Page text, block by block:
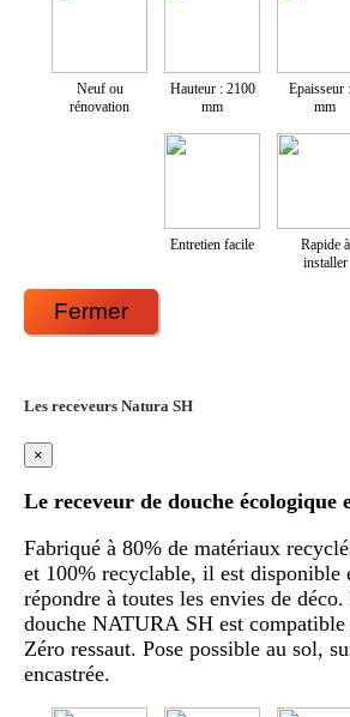
Neuf ou
rénovation
Hauteur : 2100
mm
Epaisseur
mm
Entretien facile
Rapide à
installer
Fermer
Les receveurs Natura SH
×
Le receveur de douche écologique
Fabriqué à 80% de matériaux
et 100% recyclable, il est disponible
répondre à toutes les envies de
douche NATURA SH est compatible
Zéro ressaut. Pose possible au sol,
encastrée.